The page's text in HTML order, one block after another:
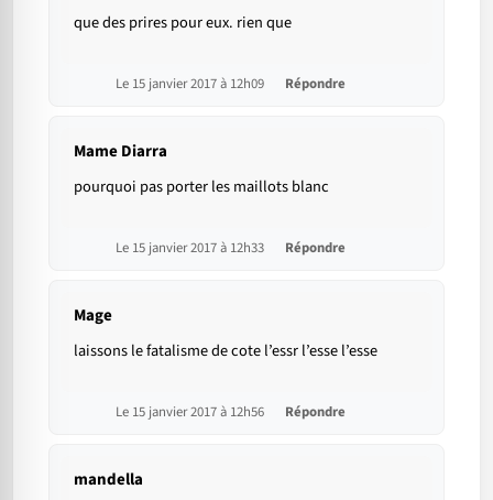
que des prires pour eux. rien que
Le 15 janvier 2017 à 12h09 Répondre
Mame Diarra
pourquoi pas porter les maillots blanc
Le 15 janvier 2017 à 12h33 Répondre
Mage
laissons le fatalisme de cote l’essr l’esse l’esse
Le 15 janvier 2017 à 12h56 Répondre
mandella